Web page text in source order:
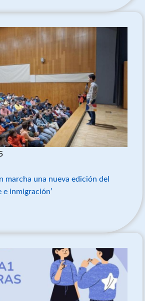
marcha una nueva edición del
e inmigración’